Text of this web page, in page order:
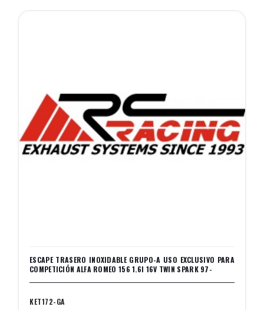
ESCAPE TRASERO INOXIDABLE GRUPO-A USO EXCLUSIVO PARA
COMPETICIÓN ALFA ROMEO 156 1.6I 16V TWIN SPARK 97-
KET172-GA